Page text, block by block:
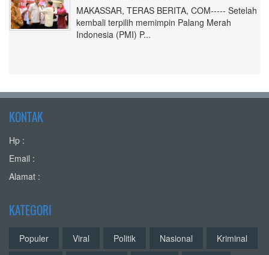
MAKASSAR, TERAS BERITA, COM----- Setelah
kembali terpilih memimpin Palang Merah
Indonesia (PMI) P...
KONTAK
Hp :
Email :
Alamat :
KATEGORI
Populer Viral Politik Nasional
Kriminal